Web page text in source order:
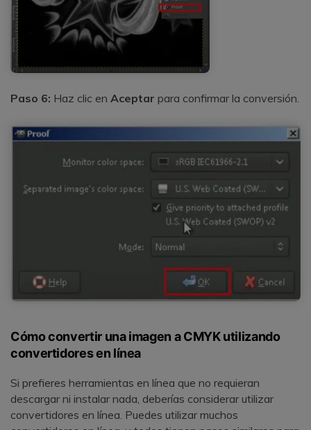
Paso 6: Haz clic en Aceptar para confirmar la conversión.
Cómo convertir una imagen a CMYK utilizando
convertidores en línea
Si prefieres herramientas en línea que no requieran
descargar ni instalar nada, deberías considerar utilizar
convertidores en línea. Puedes utilizar muchos